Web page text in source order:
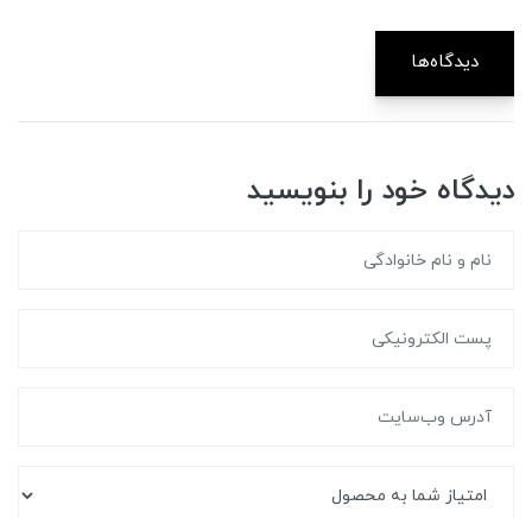
دیدگاه‌ها
دیدگاه خود را بنویسید